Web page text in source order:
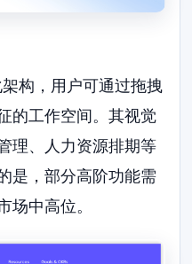
构，用户可通过拖拽
的工作空间。其视觉
理、人力资源排期等
是，部分高阶功能需
场中高位。